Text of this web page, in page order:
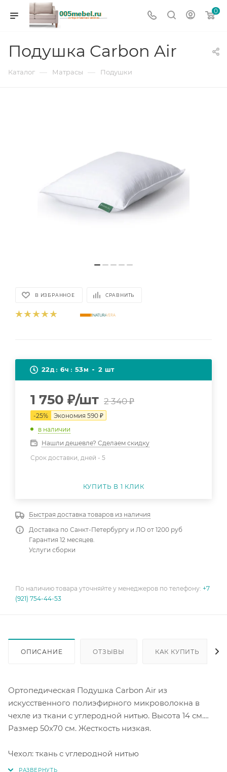
0
Подушка Carbon Air
Каталог — Матрасы — Подушки
В ИЗБРАННОЕ СРАВНИТЬ
22д 6ч 53м 2 шт
1 750 ₽/шт 2 340₽
-25% Экономия 590 ₽
в наличии
Нашли дешевле? Сделаем скидку
Срок доставки, дней - 5
КУПИТЬ В 1 КЛИК
Быстрая доставка товаров из наличия
Доставка по Санкт-Петербургу и ЛО от 1200 руб
Гарантия 12 месяцев.
Услуги сборки
По наличию товара уточняйте у менеджеров по телефону: +7
(921) 754-44-53
ОПИСАНИЕ ОТЗЫВЫ КАК КУПИТЬ
Ортопедическая Подушка Carbon Air из
искусственного полиэфирного микроволокна в
чехле из ткани с углеродной нитью. Высота 14 см.
Размер 50х70 см. Жесткость низкая.
Чехол: ткань с углеродной нитью
Наполнитель: силиконизированное микроволокно